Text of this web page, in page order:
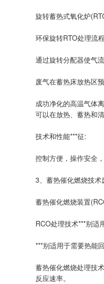
旋转蓄热式氧化炉
环保旋转RTO处理流
通过旋转分配器使气
废气在蓄热床放热区
成功净化的高温气体
可以在放热、蓄热和
技术和性能***征:
控制方便，操作安全
3、蓄热催化燃烧技术
蓄热催化燃烧装置
RCO处理技术***别适
***别适用于需要热能
蓄热催化燃烧处理技
反应速率。